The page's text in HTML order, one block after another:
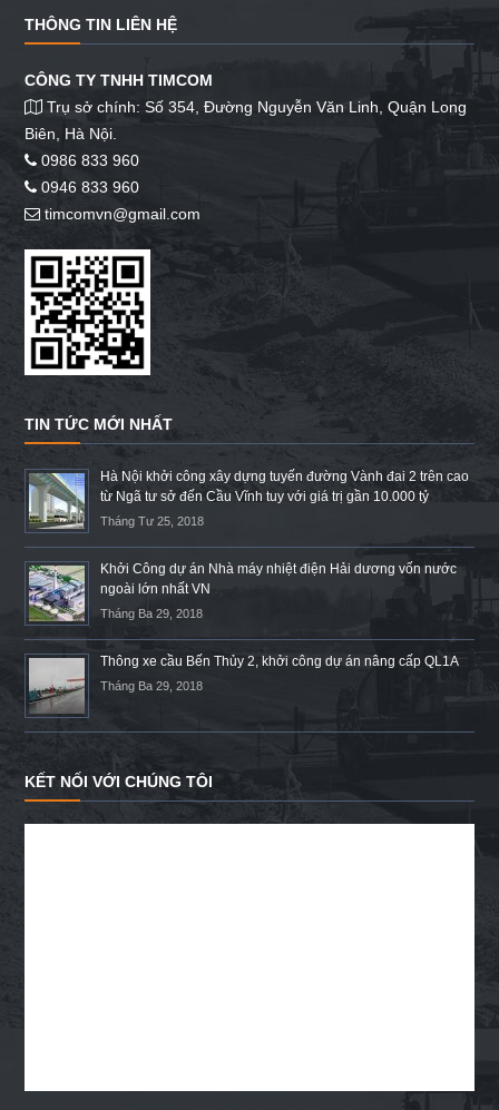
THÔNG TIN LIÊN HỆ
CÔNG TY TNHH TIMCOM
Trụ sở chính: Số 354, Đường Nguyễn Văn Linh, Quận Long
Biên, Hà Nội.
0986 833 960
0946 833 960
timcomvn@gmail.com
TIN TỨC MỚI NHẤT
Hà Nội khởi công xây dựng tuyến đường Vành đai 2 trên cao
từ Ngã tư sở đến Cầu Vĩnh tuy với giá trị gần 10.000 tỷ
Tháng Tư 25, 2018
Khởi Công dự án Nhà máy nhiệt điện Hải dương vốn nước
ngoài lớn nhất VN
Tháng Ba 29, 2018
Thông xe cầu Bến Thủy 2, khởi công dự án nâng cấp QL1A
Tháng Ba 29, 2018
KẾT NỐI VỚI CHÚNG TÔI